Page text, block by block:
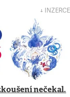
↓ INZERCE
nečekal.